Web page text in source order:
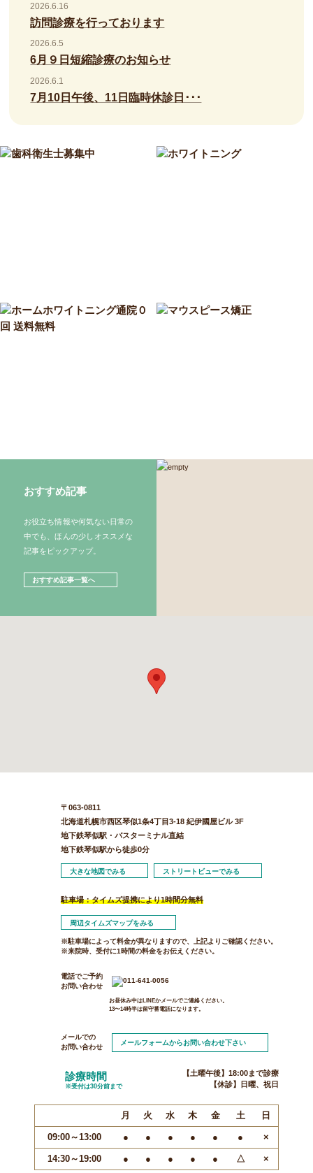
2026.6.16
訪問診療を行っております
2026.6.5
6月９日短縮診療のお知らせ
2026.6.1
7月10日午後、11日臨時休診日･･･
おすすめ記事
お役立ち情報や何気ない日常の
中でも、ほんの少しオススメな
記事をピックアップ。
おすすめ記事一覧へ
〒063-0811
北海道札幌市西区琴似1条4丁目3-18 紀伊國屋ビル 3F
地下鉄琴似駅・バスターミナル直結
地下鉄琴似駅から徒歩0分
大きな地図でみる ストリートビューでみる
駐車場：タイムズ提携により1時間分無料
周辺タイムズマップをみる
※駐車場によって料金が異なりますので、上記よりご確認ください。
※来院時、受付に1時間の料金をお伝えください。
電話でご予約
お問い合わせ
お昼休み中はLINEかメールでご連絡ください。
13〜14時半は留守番電話になります。
メールでの
お問い合わせ
メールフォームからお問い合わせ下さい
診療時間
※受付は30分前まで
【土曜午後】18:00まで診療
【休診】日曜、祝日
月 火 水 木 金 土 日
09:00～13:00 ● ● ● ● ● ● ×
14:30～19:00 ● ● ● ● ● △ ×